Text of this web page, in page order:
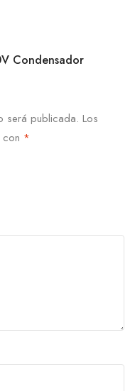
Condensador
será publicada. Los
*